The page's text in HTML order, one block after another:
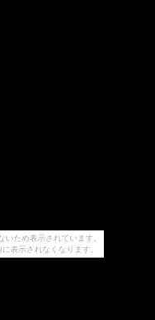
いため表示されています。
表示されなくなります。